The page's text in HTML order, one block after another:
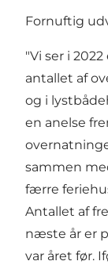
Fornuftig
"Vi ser i
antallet af
og i
en anelse
sammen
færre
Antallet af
næste år er
var året før.